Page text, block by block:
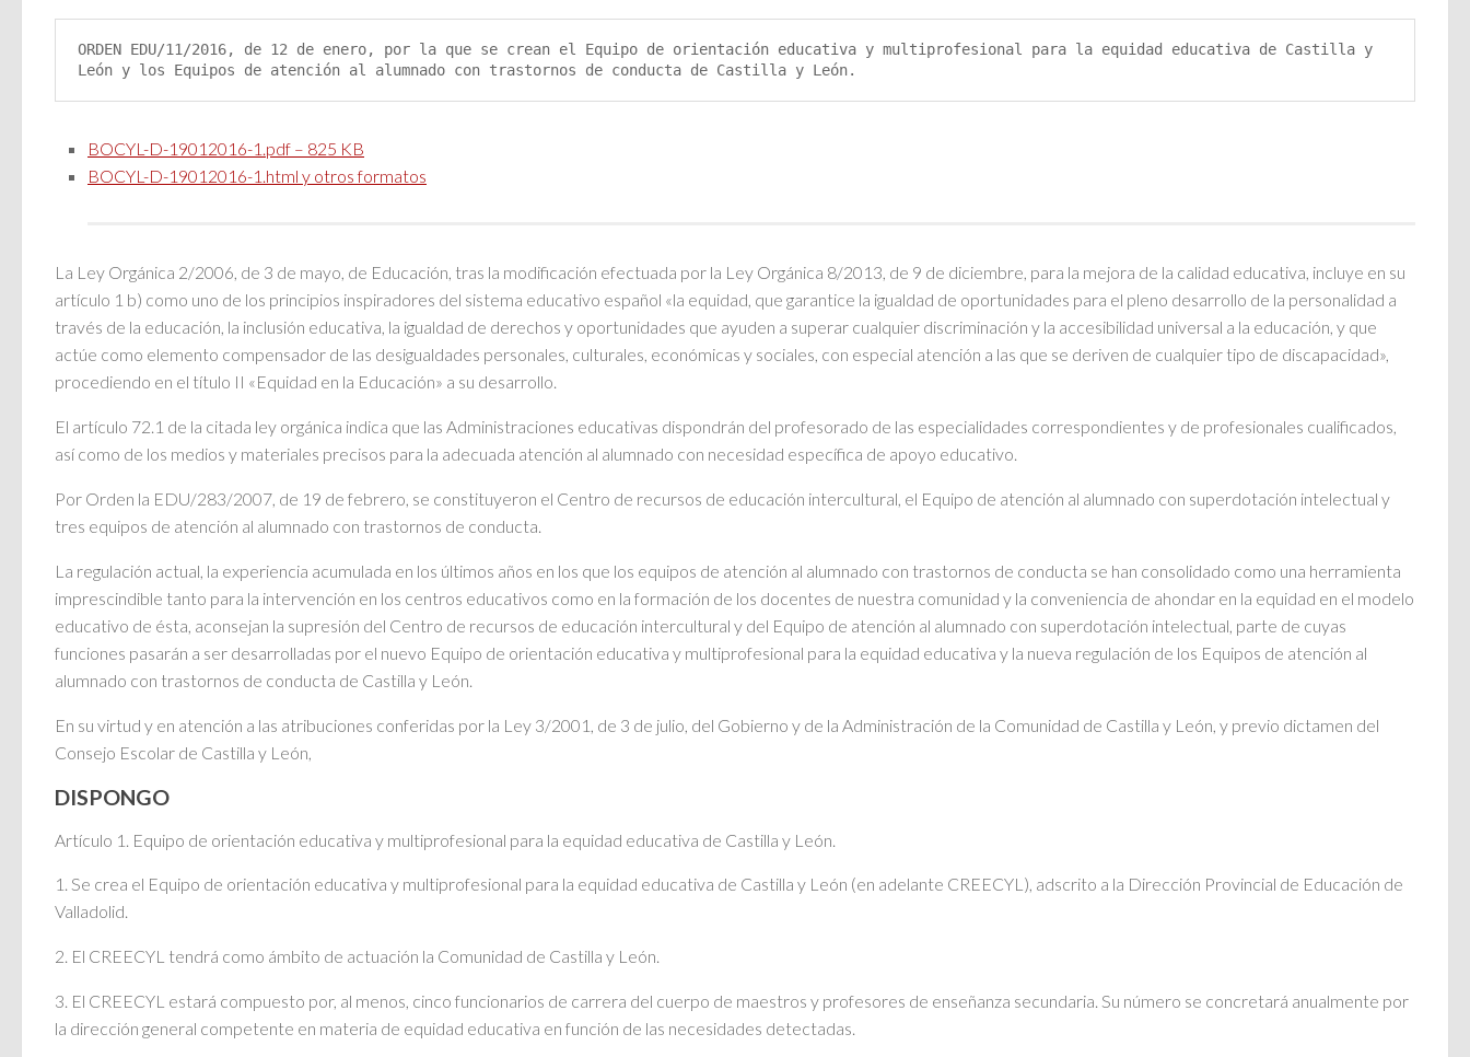
ORDEN EDU/11/2016, de 12 de enero, por la que se crean el Equipo de orientación educativa y multiprofesional para la equidad educativa de Castilla y
León y los Equipos de atención al alumnado con trastornos de conducta de Castilla y León.
BOCYL-D-19012016-1.pdf – 825 KB
BOCYL-D-19012016-1.html y otros formatos
La Ley Orgánica 2/2006, de 3 de mayo, de Educación, tras la modificación efectuada por la Ley Orgánica 8/2013, de 9 de diciembre, para la mejora de la calidad educativa, incluye en su
artículo 1 b) como uno de los principios inspiradores del sistema educativo español «la equidad, que garantice la igualdad de oportunidades para el pleno desarrollo de la personalidad a
través de la educación, la inclusión educativa, la igualdad de derechos y oportunidades que ayuden a superar cualquier discriminación y la accesibilidad universal a la educación, y que
actúe como elemento compensador de las desigualdades personales, culturales, económicas y sociales, con especial atención a las que se deriven de cualquier tipo de discapacidad»,
procediendo en el título II «Equidad en la Educación» a su desarrollo.
El artículo 72.1 de la citada ley orgánica indica que las Administraciones educativas dispondrán del profesorado de las especialidades correspondientes y de profesionales cualificados,
así como de los medios y materiales precisos para la adecuada atención al alumnado con necesidad específica de apoyo educativo.
Por Orden la EDU/283/2007, de 19 de febrero, se constituyeron el Centro de recursos de educación intercultural, el Equipo de atención al alumnado con superdotación intelectual y
tres equipos de atención al alumnado con trastornos de conducta.
La regulación actual, la experiencia acumulada en los últimos años en los que los equipos de atención al alumnado con trastornos de conducta se han consolidado como una herramienta
imprescindible tanto para la intervención en los centros educativos como en la formación de los docentes de nuestra comunidad y la conveniencia de ahondar en la equidad en el modelo
educativo de ésta, aconsejan la supresión del Centro de recursos de educación intercultural y del Equipo de atención al alumnado con superdotación intelectual, parte de cuyas
funciones pasarán a ser desarrolladas por el nuevo Equipo de orientación educativa y multiprofesional para la equidad educativa y la nueva regulación de los Equipos de atención al
alumnado con trastornos de conducta de Castilla y León.
En su virtud y en atención a las atribuciones conferidas por la Ley 3/2001, de 3 de julio, del Gobierno y de la Administración de la Comunidad de Castilla y León, y previo dictamen del
Consejo Escolar de Castilla y León,
DISPONGO
Artículo 1. Equipo de orientación educativa y multiprofesional para la equidad educativa de Castilla y León.
1. Se crea el Equipo de orientación educativa y multiprofesional para la equidad educativa de Castilla y León (en adelante CREECYL), adscrito a la Dirección Provincial de Educación de
Valladolid.
2. El CREECYL tendrá como ámbito de actuación la Comunidad de Castilla y León.
3. El CREECYL estará compuesto por, al menos, cinco funcionarios de carrera del cuerpo de maestros y profesores de enseñanza secundaria. Su número se concretará anualmente por
la dirección general competente en materia de equidad educativa en función de las necesidades detectadas.